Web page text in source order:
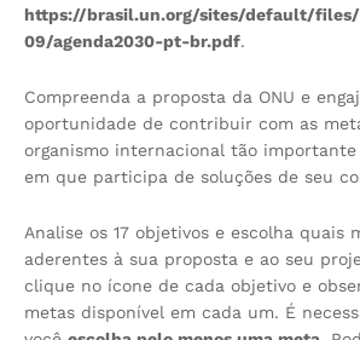
https://brasil.un.org/sites/default/
09/agenda2030-pt-br.pdf.
Compreenda a proposta da ONU e
oportunidade de contribuir com as
organismo internacional tão
em que participa de soluções de seu
Analise os 17 objetivos e escolha quais
aderentes à sua proposta e ao seu
clique no ícone de cada objetivo e
metas disponível em cada um. É